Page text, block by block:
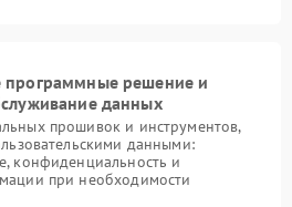
программные решение и
данных
прошивок и инструментов,
данными:
конфиденциальность и
при необходимости